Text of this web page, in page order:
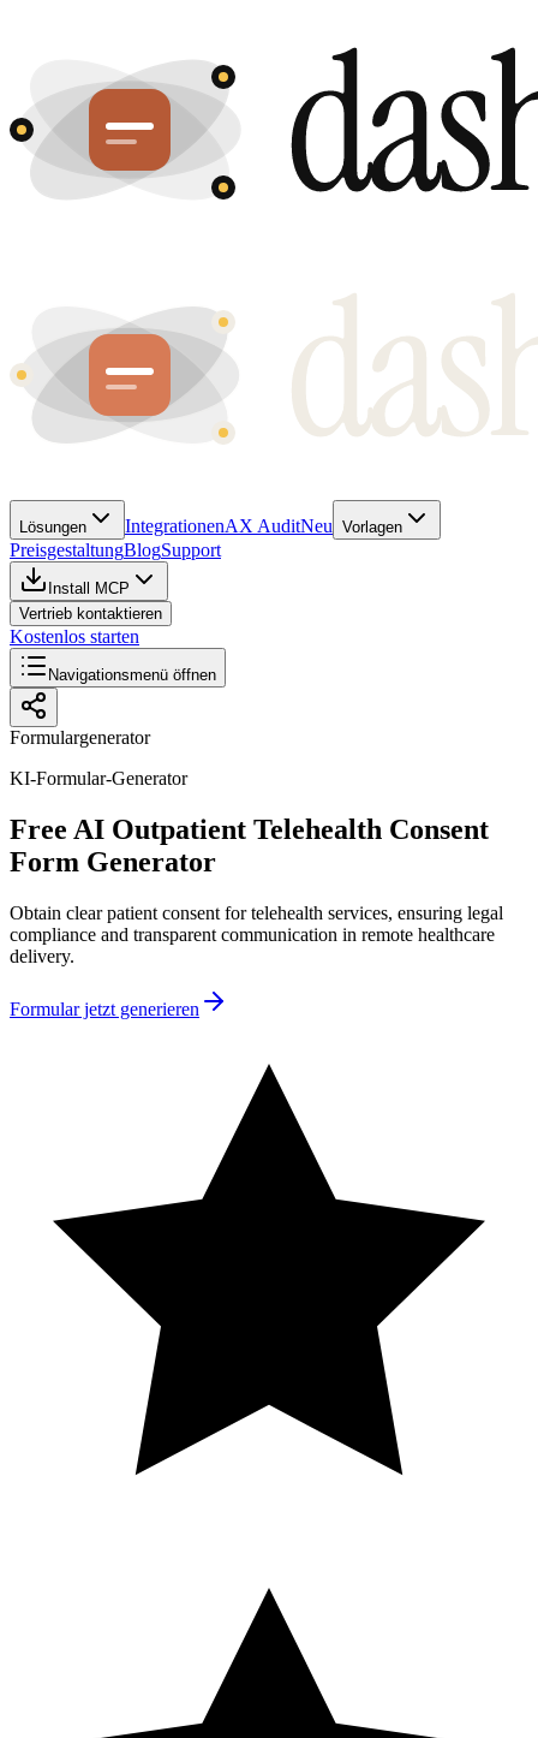
Lösungen IntegrationenAX AuditNeu Vorlagen
PreisgestaltungBlogSupport
Install MCP
Vertrieb kontaktieren
Kostenlos starten
Navigationsmenü öffnen
Formulargenerator
KI-Formular-Generator
Free AI Outpatient Telehealth Consent
Form Generator
Obtain clear patient consent for telehealth services, ensuring legal
compliance and transparent communication in remote healthcare
delivery.
Formular jetzt generieren